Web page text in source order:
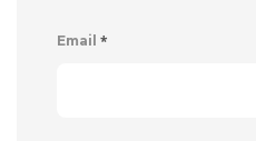
Email *